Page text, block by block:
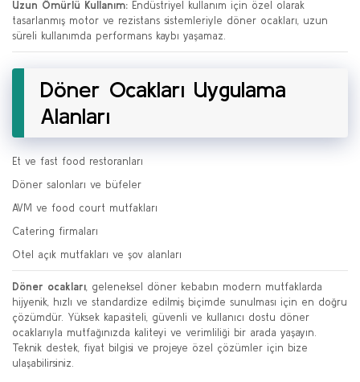
Uzun Ömürlü Kullanım: Endüstriyel kullanım için özel olarak
tasarlanmış motor ve rezistans sistemleriyle döner ocakları, uzun
süreli kullanımda performans kaybı yaşamaz.
Döner Ocakları Uygulama
Alanları
Et ve fast food restoranları
Döner salonları ve büfeler
AVM ve food court mutfakları
Catering firmaları
Otel açık mutfakları ve şov alanları
Döner ocakları , geleneksel döner kebabın modern mutfaklarda
hijyenik, hızlı ve standardize edilmiş biçimde sunulması için en doğru
çözümdür. Yüksek kapasiteli, güvenli ve kullanıcı dostu döner
ocaklarıyla mutfağınızda kaliteyi ve verimliliği bir arada yaşayın.
Teknik destek, fiyat bilgisi ve projeye özel çözümler için bize
ulaşabilirsiniz.